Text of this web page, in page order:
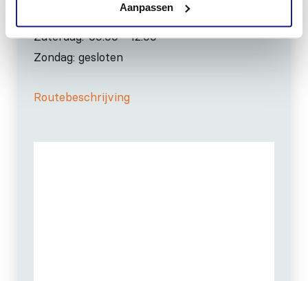
Aanpassen
Maandag t/m vrijdag:
07:30 - 17:00
Zaterdag: 09:00 - 12:00
Zondag: gesloten
Routebeschrijving